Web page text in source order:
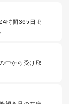
時間365日商
中から受け取